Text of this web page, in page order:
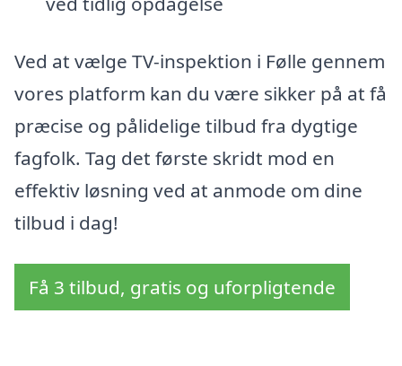
Ved at vælge TV-inspektion i Følle gennem
vores platform kan du være sikker på at få
præcise og pålidelige tilbud fra dygtige
fagfolk. Tag det første skridt mod en
effektiv løsning ved at anmode om dine
tilbud i dag!
Få 3 tilbud, gratis og uforpligtende